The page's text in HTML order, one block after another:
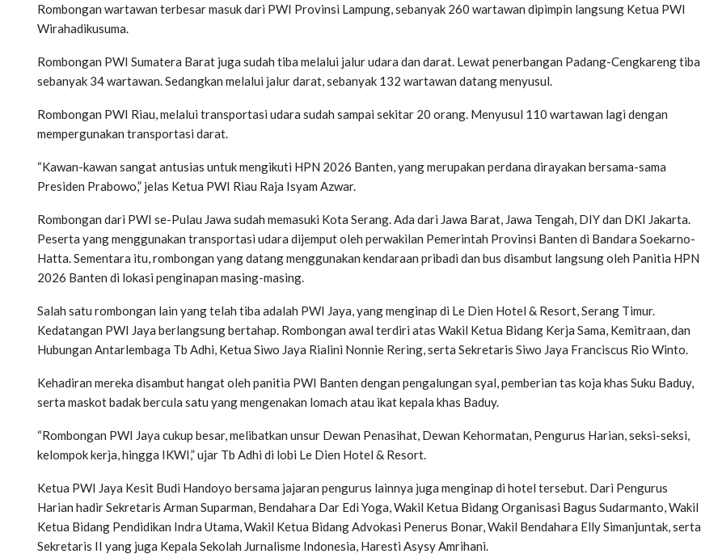
Rombongan wartawan terbesar masuk dari PWI Provinsi Lampung, sebanyak 260 wartawan dipimpin langsung Ketua PWI
Wirahadikusuma.
Rombongan PWI Sumatera Barat juga sudah tiba melalui jalur udara dan darat. Lewat penerbangan Padang-Cengkareng tiba
sebanyak 34 wartawan. Sedangkan melalui jalur darat, sebanyak 132 wartawan datang menyusul.
Rombongan PWI Riau, melalui transportasi udara sudah sampai sekitar 20 orang. Menyusul 110 wartawan lagi dengan
mempergunakan transportasi darat.
“Kawan-kawan sangat antusias untuk mengikuti HPN 2026 Banten, yang merupakan perdana dirayakan bersama-sama
Presiden Prabowo,” jelas Ketua PWI Riau Raja Isyam Azwar.
Rombongan dari PWI se-Pulau Jawa sudah memasuki Kota Serang. Ada dari Jawa Barat, Jawa Tengah, DIY dan DKI Jakarta.
Peserta yang menggunakan transportasi udara dijemput oleh perwakilan Pemerintah Provinsi Banten di Bandara Soekarno-
Hatta. Sementara itu, rombongan yang datang menggunakan kendaraan pribadi dan bus disambut langsung oleh Panitia HPN
2026 Banten di lokasi penginapan masing-masing.
Salah satu rombongan lain yang telah tiba adalah PWI Jaya, yang menginap di Le Dien Hotel & Resort, Serang Timur.
Kedatangan PWI Jaya berlangsung bertahap. Rombongan awal terdiri atas Wakil Ketua Bidang Kerja Sama, Kemitraan, dan
Hubungan Antarlembaga Tb Adhi, Ketua Siwo Jaya Rialini Nonnie Rering, serta Sekretaris Siwo Jaya Franciscus Rio Winto.
Kehadiran mereka disambut hangat oleh panitia PWI Banten dengan pengalungan syal, pemberian tas koja khas Suku Baduy,
serta maskot badak bercula satu yang mengenakan lomach atau ikat kepala khas Baduy.
“Rombongan PWI Jaya cukup besar, melibatkan unsur Dewan Penasihat, Dewan Kehormatan, Pengurus Harian, seksi-seksi,
kelompok kerja, hingga IKWI,” ujar Tb Adhi di lobi Le Dien Hotel & Resort.
Ketua PWI Jaya Kesit Budi Handoyo bersama jajaran pengurus lainnya juga menginap di hotel tersebut. Dari Pengurus
Harian hadir Sekretaris Arman Suparman, Bendahara Dar Edi Yoga, Wakil Ketua Bidang Organisasi Bagus Sudarmanto, Wakil
Ketua Bidang Pendidikan Indra Utama, Wakil Ketua Bidang Advokasi Penerus Bonar, Wakil Bendahara Elly Simanjuntak, serta
Sekretaris II yang juga Kepala Sekolah Jurnalisme Indonesia, Haresti Asysy Amrihani.